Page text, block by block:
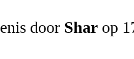
door Shar op